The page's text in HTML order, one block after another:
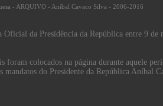
- ARQUIVO - Aníbal Cavaco Silva - 2006-2016
Oficial da Presidência da República entre 9 de
foram colocados na página durante aquele
mandatos do Presidente da República Aníbal